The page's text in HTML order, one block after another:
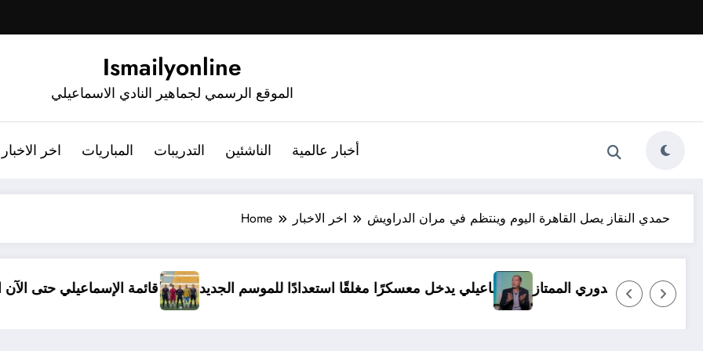
Ismailyonline
الموقع الرسمي لجماهير النادي الاسماعيلي
اخر الاخبار المباريات التدريبات الناشئين أخبار عالمية
Home اخر الاخبار حمدي النقاز يصل القاهرة اليوم وينتظم في مران الدراويش
قائمة الإسماعيلي يدخل معسكرًا مغلقًا استعدادًا للموسم الجديد ولا بديل عن العودة للدوري الممتاز